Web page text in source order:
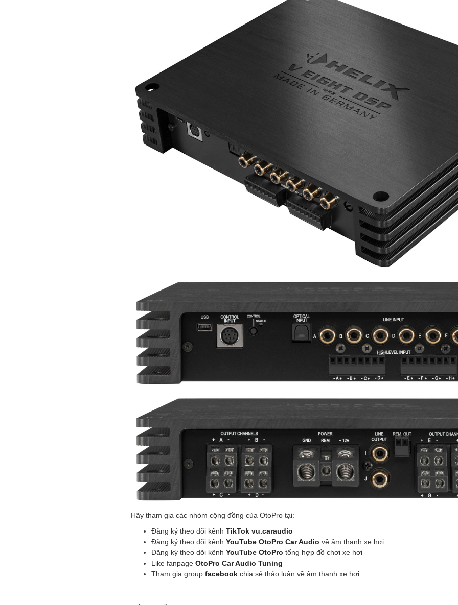
Hãy tham gia các nhóm cộng đồng của OtoPro tại:
Đăng ký theo dõi kênh TikTok vu.caraudio
Đăng ký theo dõi kênh YouTube OtoPro Car Audio về âm thanh xe hơi
Đăng ký theo dõi kênh YouTube OtoPro tổng hợp đồ chơi xe hơi
Like fanpage OtoPro Car Audio Tuning
Tham gia group facebook chia sẻ thảo luận về âm thanh xe hơi